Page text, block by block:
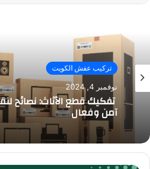
تركيب عفش الكويت
نوفمبر 4, 2024
تفكيك قطع الأثاث: نصائح
آمن وفعال